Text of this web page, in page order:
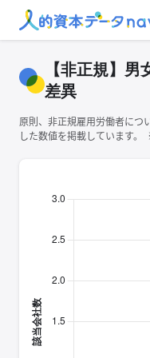
【非正規】男
差異
原則、非正規雇用労働者に
した数値を掲載しています。